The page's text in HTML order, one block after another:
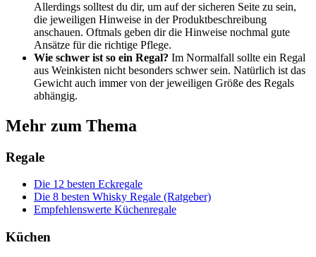
Allerdings solltest du dir, um auf der sicheren Seite zu sein,
die jeweiligen Hinweise in der Produktbeschreibung
anschauen. Oftmals geben dir die Hinweise nochmal gute
Ansätze für die richtige Pflege.
Wie schwer ist so ein Regal? Im Normalfall sollte ein Regal
aus Weinkisten nicht besonders schwer sein. Natürlich ist das
Gewicht auch immer von der jeweiligen Größe des Regals
abhängig.
Mehr zum Thema
Regale
Die 12 besten Eckregale
Die 8 besten Whisky Regale (Ratgeber)
Empfehlenswerte Küchenregale
Küchen